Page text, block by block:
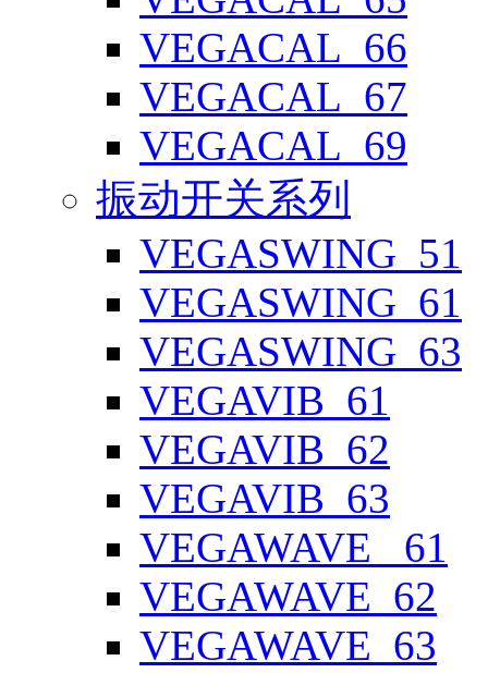
VEGACAL_66
VEGACAL_67
VEGACAL_69
振动开关系列
VEGASWING_51
VEGASWING_61
VEGASWING_63
VEGAVIB_61
VEGAVIB_62
VEGAVIB_63
VEGAWAVE _61
VEGAWAVE_62
VEGAWAVE_63